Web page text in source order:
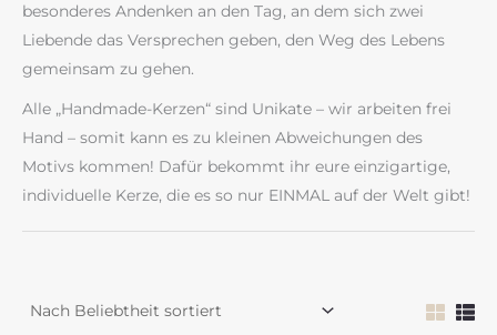
besonderes Andenken an den Tag, an dem sich zwei
Liebende das Versprechen geben, den Weg des Lebens
gemeinsam zu gehen.
Alle „Handmade-Kerzen“ sind Unikate – wir arbeiten frei
Hand – somit kann es zu kleinen Abweichungen des
Motivs kommen! Dafür bekommt ihr eure einzigartige,
individuelle Kerze, die es so nur EINMAL auf der Welt gibt!